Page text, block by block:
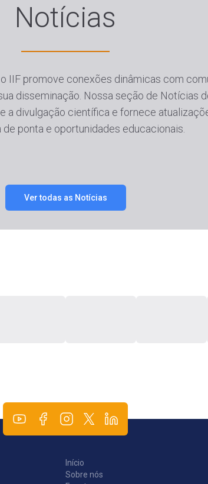
Notícias
IIF promove conexões dinâmicas com
disseminação. Nossa seção de Notícias
a divulgação científica e fornece
de ponta e oportunidades educacionais.
Ver todas as Notícias
Início
Sobre nós